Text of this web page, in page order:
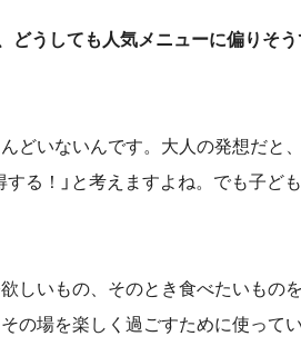
どうしても人気メニューに偏りそ
いないんです。大人の発想だと、
する！」と考えますよね。でも子ど
しいもの、そのとき食べたいもの
の場を楽しく過ごすために使ってい